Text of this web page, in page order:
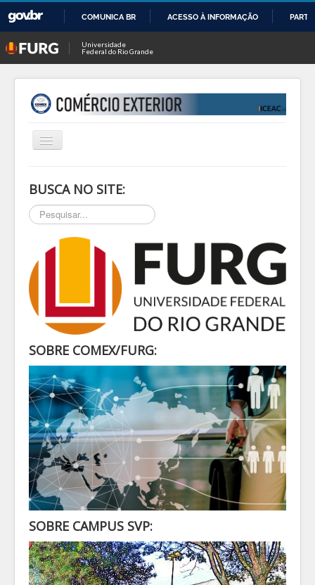
O
CONTEÚDO
COMUNICA BR ACESSO À INFORMAÇÃO
Universidade
Federal do Rio Grande
Alternar
Navegação
SOBRE
NOTÍCIAS
PESQ & EXTEN
SECRETARIA
CONTATO
LOGIN
BUSCA NO SITE:
Pesquisar...
SOBRE COMEX/FURG:
SOBRE CAMPUS SVP: